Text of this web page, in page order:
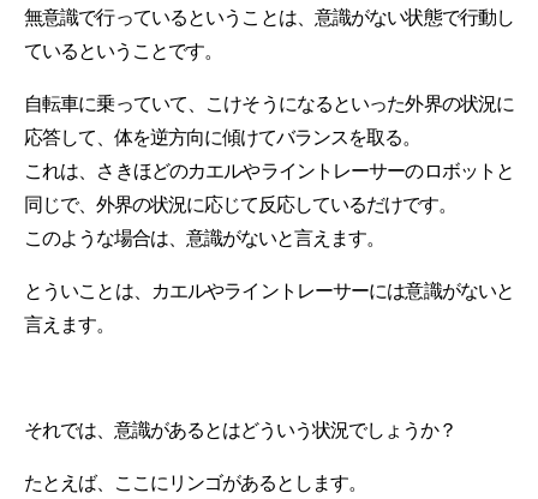
無意識で行っているということは、意識がない状態で行動し
ているということです。
自転車に乗っていて、こけそうになるといった外界の状況に
応答して、体を逆方向に傾けてバランスを取る。
これは、さきほどのカエルやライントレーサーのロボットと
同じで、外界の状況に応じて反応しているだけです。
このような場合は、意識がないと言えます。
とういことは、カエルやライントレーサーには意識がないと
言えます。
それでは、意識があるとはどういう状況でしょうか？
たとえば、ここにリンゴがあるとします。